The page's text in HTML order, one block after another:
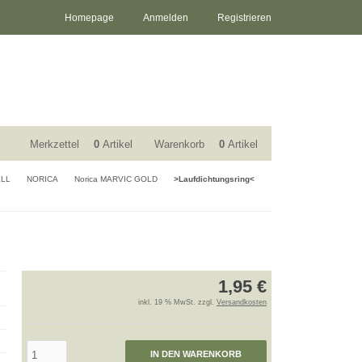
Registrieren
Anmelden
Homepage
Warenkorb 0 Artikel
Merkzettel 0 Artikel
NORICA Norica MARVIC GOLD
>Laufdichtungsring<
1,95 €
inkl. 19 % MwSt. zzgl. Versandkosten
IN DEN WARENKORB